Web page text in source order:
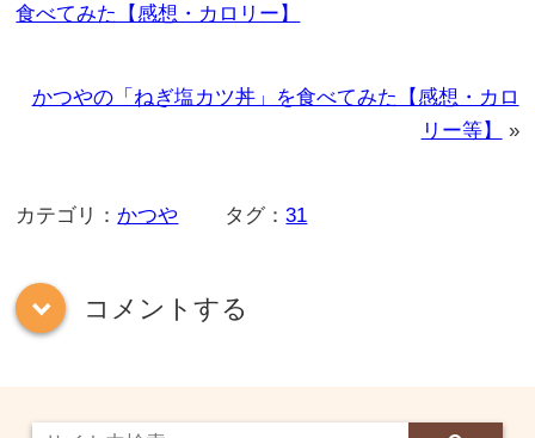
食べてみた【感想・カロリー】
かつやの「ねぎ塩カツ丼」を食べてみた【感想・カロ
リー等】
»
カテゴリ： かつや タグ：31
down コメントする